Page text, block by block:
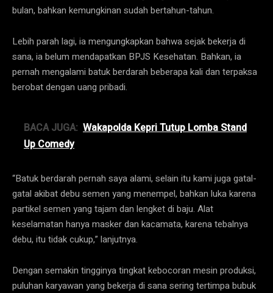
bulan, bahkan kemungkinan sudah bertahun-tahun.
Lebih parah lagi, ia mengungkapkan bahwa sejak bekerja di
sana, ia belum mendapatkan BPJS Kesehatan. Bahkan, ia
pernah mengalami batuk berdarah beberapa kali dan terpaksa
berobat dengan uang pribadi.
BACA JUGA: Wakapolda Kepri Tutup Lomba Stand
Up Comedy
“Batuk berdarah pernah saya alami, selain itu kami juga gatal-
gatal akibat debu semen yang menempel, bahkan luka karena
partikel semen yang tajam dan lengket di baju. Alat
keselamatan hanya masker dan kacamata, karena tebalnya
debu, itu tidak cukup,” lanjutnya.
Dengan semakin tingginya tingkat kebocoran mesin produksi,
puluhan karyawan yang bekerja di sana sering tertimpa bubuk